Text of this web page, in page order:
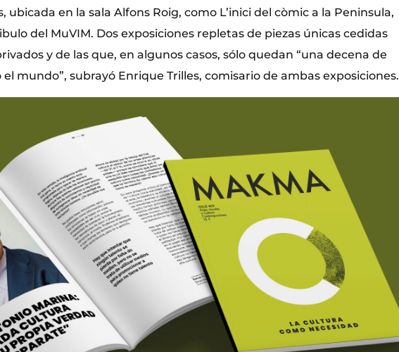
ubicada en la sala Alfons Roig, como L’inici del còmic a la Peninsula,
del MuVIM. Dos exposiciones repletas de piezas únicas cedidas
y de las que, en algunos casos, sólo quedan “una decena de
mundo”, subrayó Enrique Trilles, comisario de ambas exposiciones.